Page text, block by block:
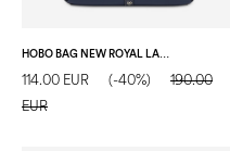
HOBO BAG NEW ROYAL LAUREL NAVY/BLU/AVORIO
114.00 EUR (-40%)
190.00
EUR